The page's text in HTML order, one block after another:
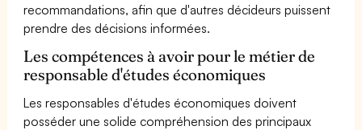
recommandations, afin que d'autres décideurs puissent
prendre des décisions informées.
Les compétences à avoir pour le métier de
responsable d'études économiques
Les responsables d'études économiques doivent
posséder une solide compréhension des principaux